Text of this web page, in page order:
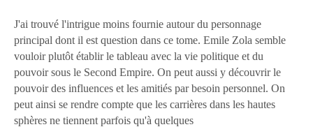
J'ai trouvé l'intrigue moins fournie autour du personnage
principal dont il est question dans ce tome. Emile Zola semble
vouloir plutôt établir le tableau avec la vie politique et du
pouvoir sous le Second Empire. On peut aussi y découvrir le
pouvoir des influences et les amitiés par besoin personnel. On
peut ainsi se rendre compte que les carrières dans les hautes
sphères ne tiennent parfois qu'à quelques